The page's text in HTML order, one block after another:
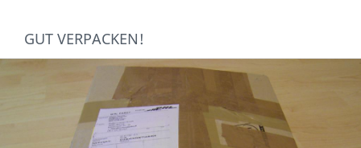
GUT VERPACKEN!